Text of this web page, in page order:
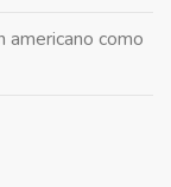
americano como